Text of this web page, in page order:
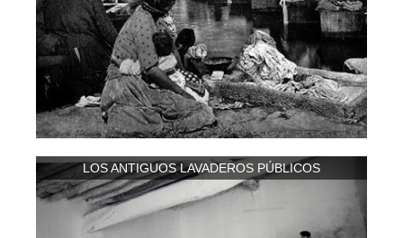
LOS ANTIGUOS LAVADEROS PÚBLICOS